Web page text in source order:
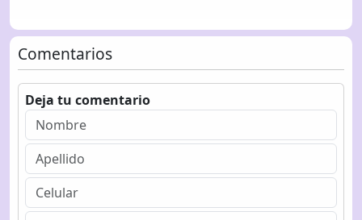
Comentarios
Deja tu comentario